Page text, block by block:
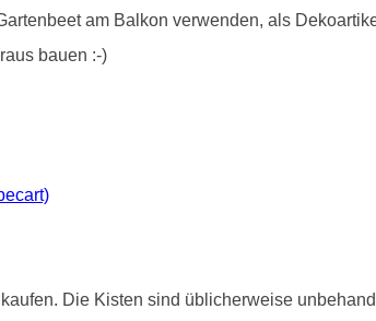
am Balkon verwenden, als
bauen :-)
Die Kisten sind üblicherweise